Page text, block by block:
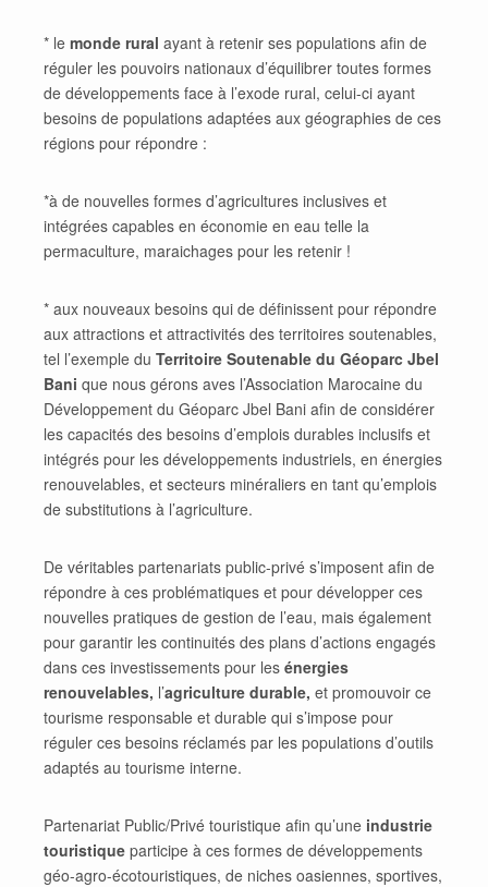
* le monde rural ayant à retenir ses populations afin de
réguler les pouvoirs nationaux d’équilibrer toutes formes
de développements face à l’exode rural, celui-ci ayant
besoins de populations adaptées aux géographies de ces
régions pour répondre :
*à de nouvelles formes d’agricultures inclusives et
intégrées capables en économie en eau telle la
permaculture, maraichages pour les retenir !
* aux nouveaux besoins qui de définissent pour répondre
aux attractions et attractivités des territoires soutenables,
tel l’exemple du Territoire Soutenable du Géoparc Jbel
Bani que nous gérons aves l’Association Marocaine du
Développement du Géoparc Jbel Bani afin de considérer
les capacités des besoins d’emplois durables inclusifs et
intégrés pour les développements industriels, en énergies
renouvelables, et secteurs minéraliers en tant qu’emplois
de substitutions à l’agriculture.
De véritables partenariats public-privé s’imposent afin de
répondre à ces problématiques et pour développer ces
nouvelles pratiques de gestion de l’eau, mais également
pour garantir les continuités des plans d’actions engagés
dans ces investissements pour les énergies
renouvelables, l’agriculture durable, et promouvoir ce
tourisme responsable et durable qui s’impose pour
réguler ces besoins réclamés par les populations d’outils
adaptés au tourisme interne.
Partenariat Public/Privé touristique afin qu’une industrie
touristique participe à ces formes de développements
géo-agro-écotouristiques, de niches oasiennes, sportives,